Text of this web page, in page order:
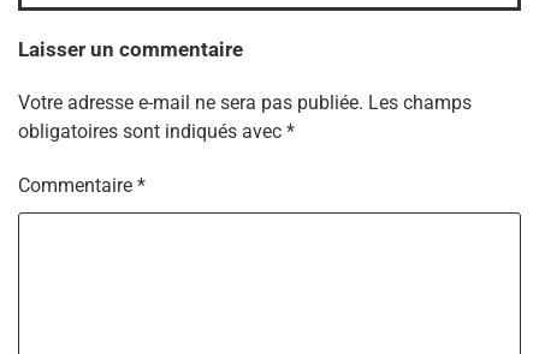
Laisser un commentaire
Votre adresse e-mail ne sera pas publiée. Les champs
obligatoires sont indiqués avec *
Commentaire *